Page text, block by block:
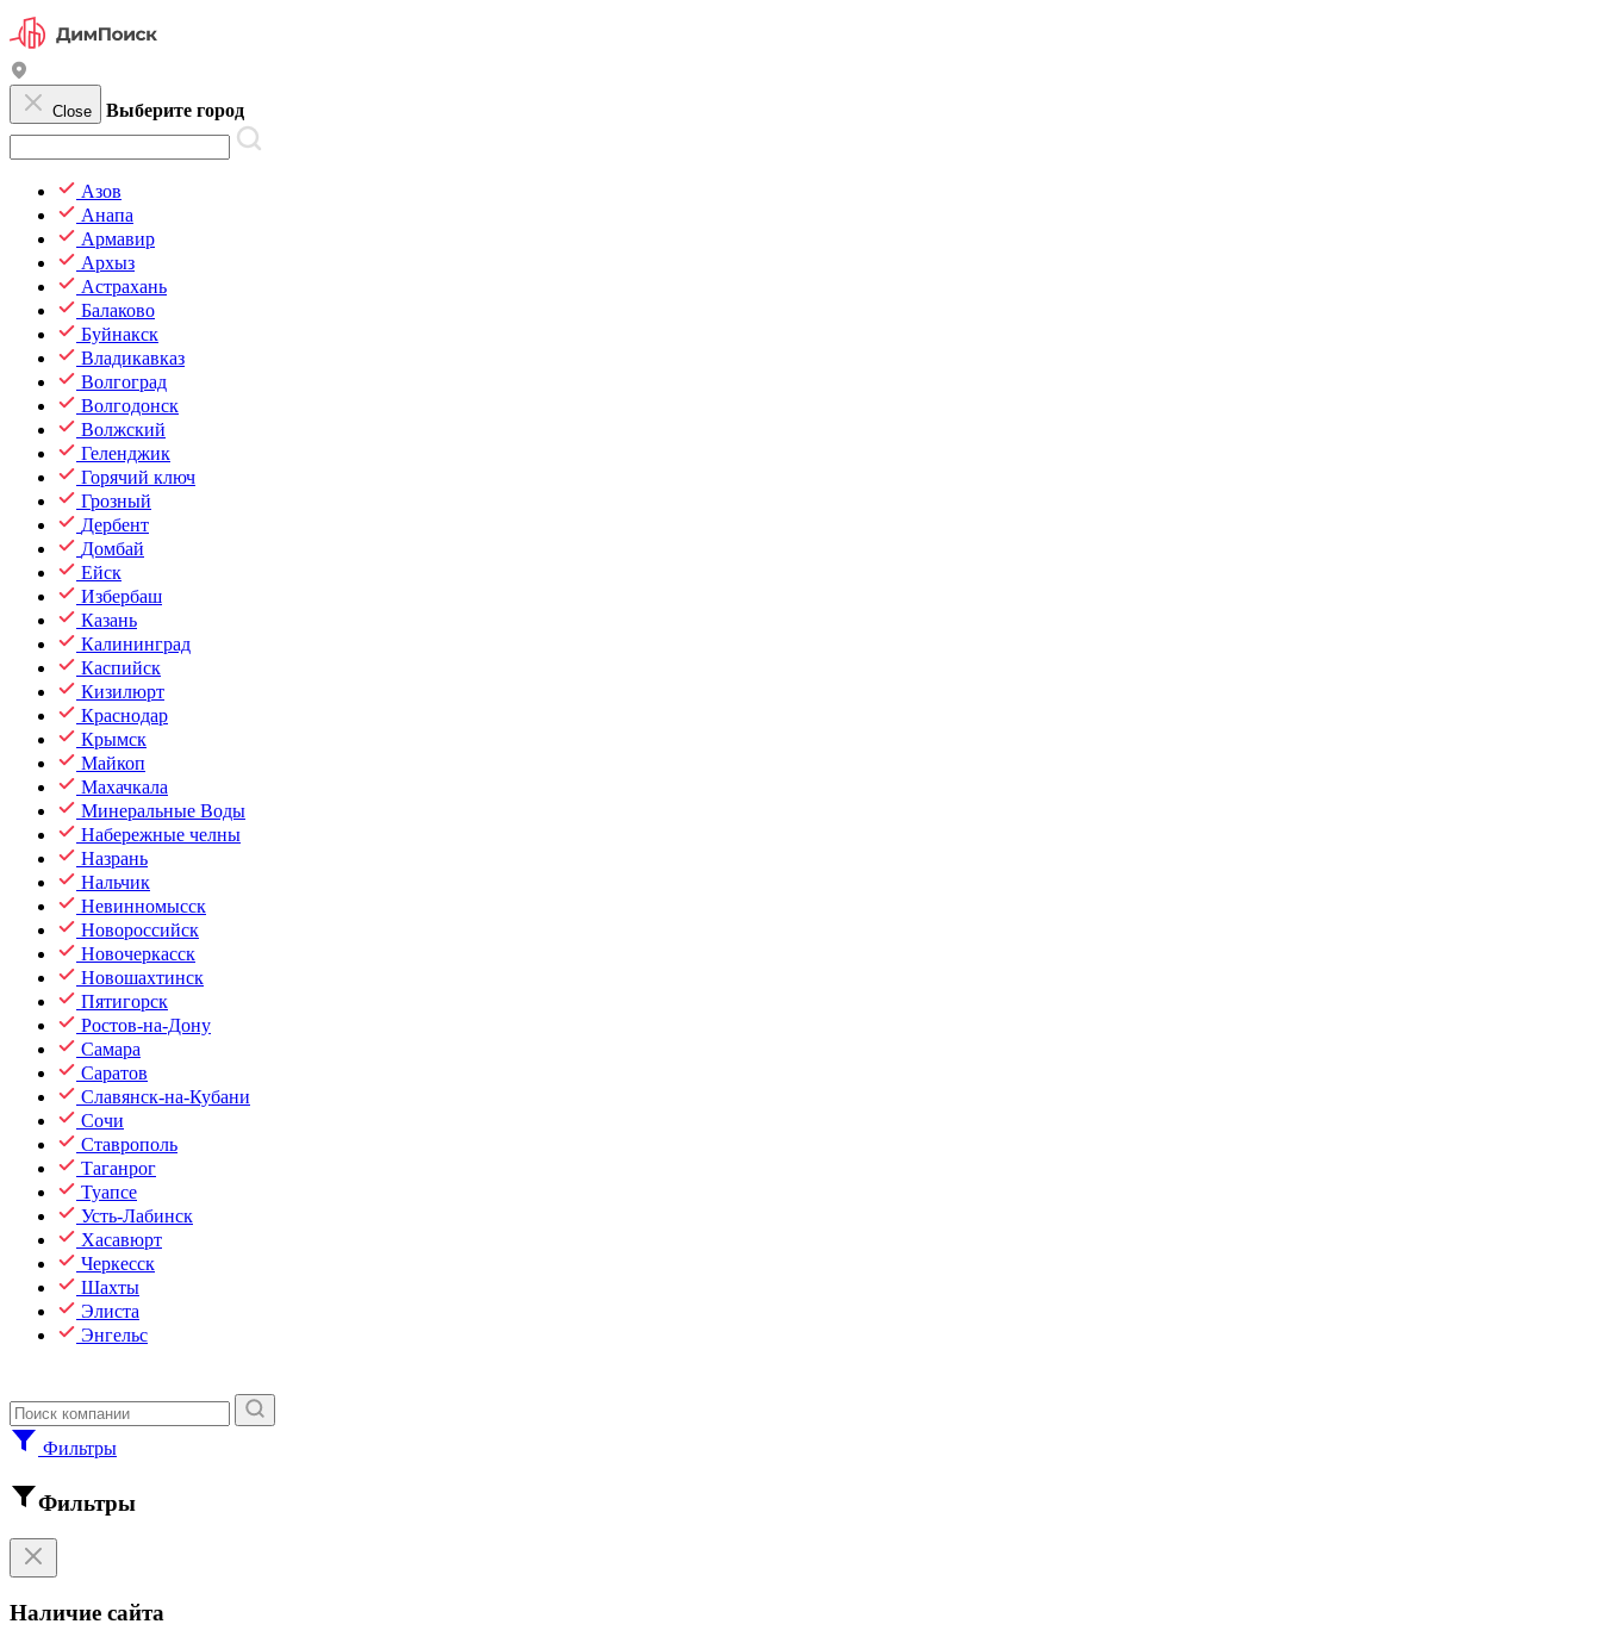
Close Выберите город
Азов
Анапа
Армавир
Архыз
Астрахань
Балаково
Буйнакск
Владикавказ
Волгоград
Волгодонск
Волжский
Геленджик
Горячий ключ
Грозный
Дербент
Домбай
Ейск
Избербаш
Казань
Калининград
Каспийск
Кизилюрт
Краснодар
Крымск
Майкоп
Махачкала
Минеральные Воды
Набережные челны
Назрань
Нальчик
Невинномысск
Новороссийск
Новочеркасск
Новошахтинск
Пятигорск
Ростов-на-Дону
Самара
Саратов
Славянск-на-Кубани
Сочи
Ставрополь
Таганрог
Туапсе
Усть-Лабинск
Хасавюрт
Черкесск
Шахты
Элиста
Энгельс
Фильтры
Фильтры
Наличие сайта